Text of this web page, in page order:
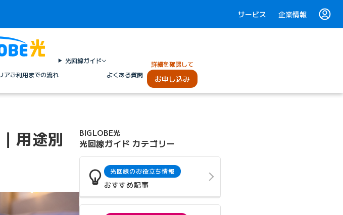
サービス 企業情報
アご利用までの流れ
光回線ガイド
よくある質問
詳細を確認して
お申し込み
用途別
BIGLOBE光
光回線ガイド カテゴリー
光回線のお役立ち情報
おすすめ記事